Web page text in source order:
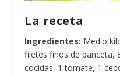
La receta
Ingredientes: Medio
filetes finos de panceta,
cocidas, 1 tomate, 1